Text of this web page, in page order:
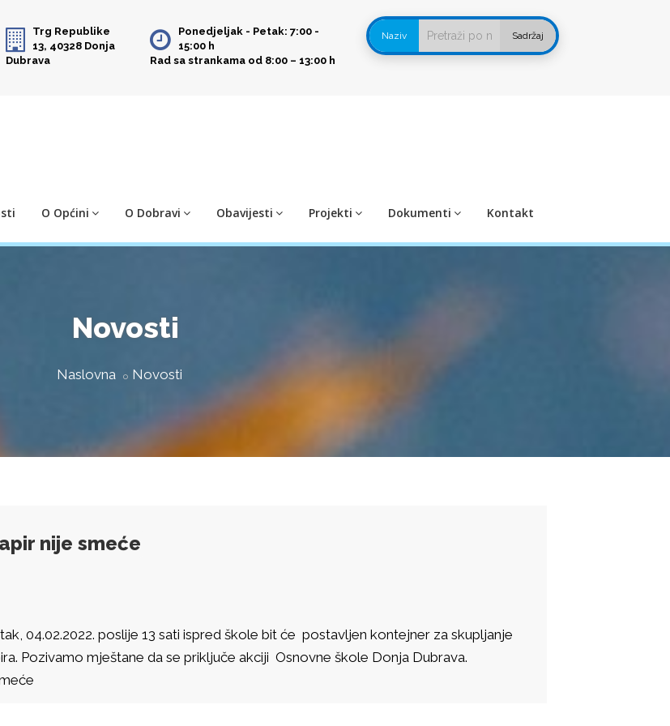
Trg Republike
13, 40328 Donja
Dubrava
Ponedjeljak - Petak: 7:00 -
15:00 h
Rad sa strankama od 8:00 – 13:00 h
Naziv Sadržaj
O Općini O Dobravi Obavijesti Projekti Dokumenti Kontakt
Novosti
Naslovna Novosti
nije smeće
04.02.2022. poslije 13 sati ispred škole bit će postavljen kontejner za skupljanje
Pozivamo mještane da se priključe akciji Osnovne škole Donja Dubrava.